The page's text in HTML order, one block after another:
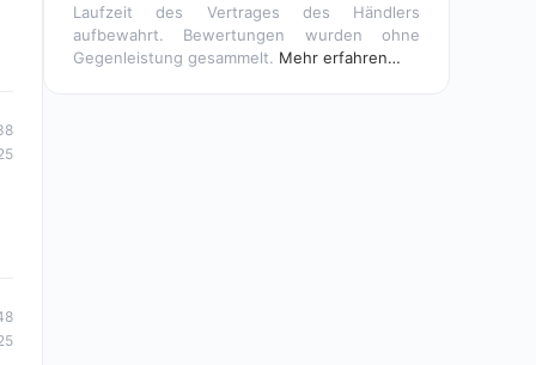
Laufzeit des Vertrages des Händlers
aufbewahrt. Bewertungen wurden ohne
Gegenleistung gesammelt. Mehr erfahren…